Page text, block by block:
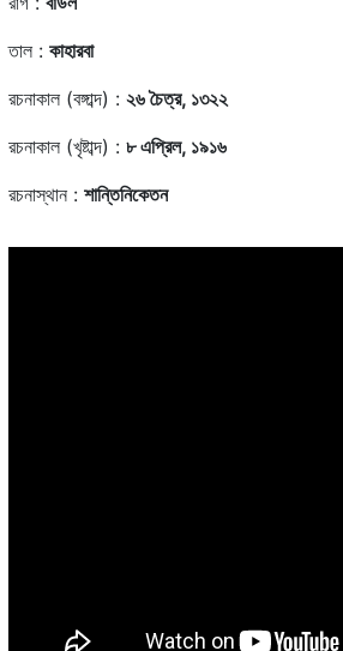
তাল : কাহারবা
রচনাকাল (বঙ্গাব্দ) : ২৬ চৈত্র, ১৩২২
রচনাকাল (খৃষ্টাব্দ) : ৮ এপ্রিল, ১৯১৬
রচনাস্থান : শান্তিনিকেতন